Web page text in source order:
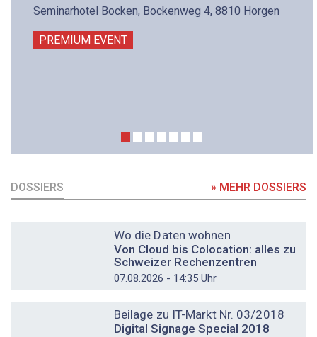
Seminarhotel Bocken, Bockenweg 4, 8810 Horgen
PREMIUM EVENT
DOSSIERS » MEHR DOSSIERS
Wo die Daten wohnen
Von Cloud bis Colocation: alles zu
Schweizer Rechenzentren
07.08.2026 - 14:35 Uhr
Beilage zu IT-Markt Nr. 03/2018
Digital Signage Special 2018